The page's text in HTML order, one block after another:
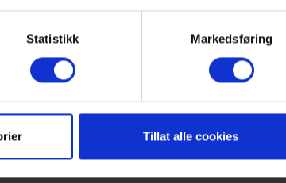
Statistikk Markedsføring
Tillat alle cookies